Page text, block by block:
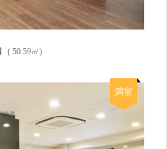
( 50.59㎡)
満室